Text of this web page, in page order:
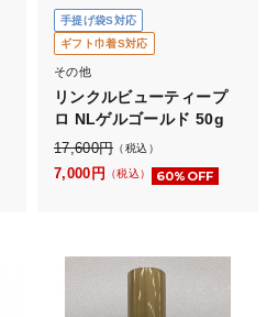
手提げ袋S対応
ギフト巾着S対応
その他
リンクルビューティープ
ロ NLゲルゴールド 50g
17,600円 （税込）
7,000 円 （税込） 60%OFF